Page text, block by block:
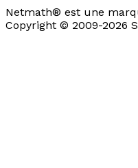
Netmath® est une
Copyright © 2009-2026